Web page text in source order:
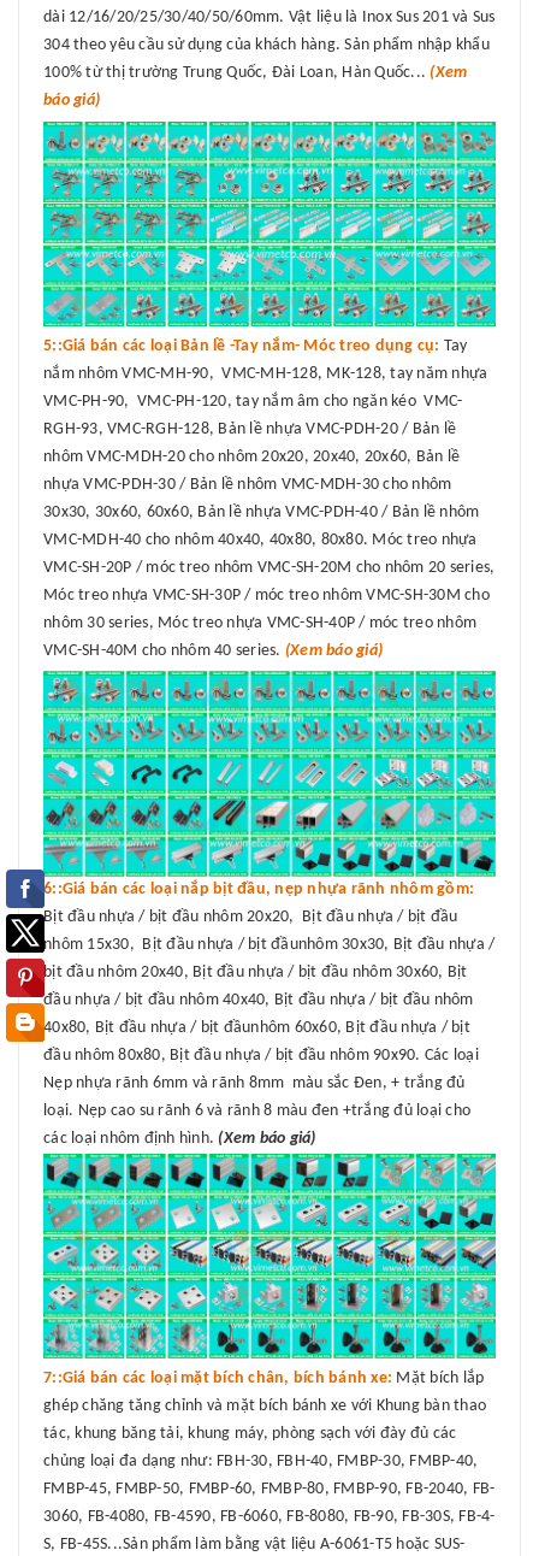
dài 12/16/20/25/30/40/50/60mm. Vật liệu là Inox Sus 201 và Sus
304 theo yêu cầu sử dụng của khách hàng. Sản phẩm nhập khẩu
100% từ thị trường Trung Quốc, Đài Loan, Hàn Quốc... (Xem
báo giá)
5::Giá bán các loại Bản lề -Tay nắm- Móc treo dụng cụ: Tay
nắm nhôm VMC-MH-90, VMC-MH-128, MK-128, tay năm nhựa
VMC-PH-90, VMC-PH-120, tay nắm âm cho ngăn kéo VMC-
RGH-93, VMC-RGH-128, Bản lề nhựa VMC-PDH-20 / Bản lề
nhôm VMC-MDH-20 cho nhôm 20x20, 20x40, 20x60, Bản lề
nhựa VMC-PDH-30 / Bản lề nhôm VMC-MDH-30 cho nhôm
30x30, 30x60, 60x60, Bản lề nhựa VMC-PDH-40 / Bản lề nhôm
VMC-MDH-40 cho nhôm 40x40, 40x80, 80x80. Móc treo nhựa
VMC-SH-20P / móc treo nhôm VMC-SH-20M cho nhôm 20 series,
Móc treo nhựa VMC-SH-30P / móc treo nhôm VMC-SH-30M cho
nhôm 30 series, Móc treo nhựa VMC-SH-40P / móc treo nhôm
VMC-SH-40M cho nhôm 40 series. (Xem báo giá)
6::Giá bán các loại nắp bịt đầu, nẹp nhựa rãnh nhôm gồm:
Bịt đầu nhựa / bịt đầu nhôm 20x20, Bịt đầu nhựa / bịt đầu
nhôm 15x30, Bịt đầu nhựa / bịt đầunhôm 30x30, Bịt đầu nhựa /
bịt đầu nhôm 20x40, Bịt đầu nhựa / bịt đầu nhôm 30x60, Bịt
đầu nhựa / bịt đầu nhôm 40x40, Bịt đầu nhựa / bịt đầu nhôm
40x80, Bịt đầu nhựa / bịt đầunhôm 60x60, Bịt đầu nhựa / bịt
đầu nhôm 80x80, Bịt đầu nhựa / bịt đầu nhôm 90x90. Các loại
Nẹp nhựa rãnh 6mm và rãnh 8mm màu sắc Đen, + trắng đủ
loại. Nẹp cao su rãnh 6 và rãnh 8 màu đen +trắng đủ loại cho
các loại nhôm định hình. (Xem báo giá)
7::Giá bán các loại mặt bích chân, bích bánh xe: Mặt bích lắp
ghép chăng tăng chỉnh và mặt bích bánh xe với Khung bàn thao
tác, khung băng tải, khung máy, phòng sạch với đày đủ các
chủng loại đa dạng như: FBH-30, FBH-40, FMBP-30, FMBP-40,
FMBP-45, FMBP-50, FMBP-60, FMBP-80, FMBP-90, FB-2040, FB-
3060, FB-4080, FB-4590, FB-6060, FB-8080, FB-90, FB-30S, FB-4-
S, FB-45S...Sản phẩm làm bằng vật liệu A-6061-T5 hoặc SUS-